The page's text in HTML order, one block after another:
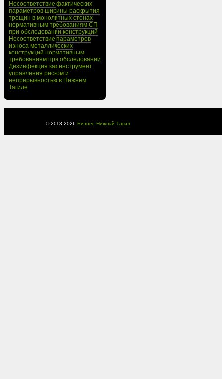
Несоответствие фактических
параметров ширины раскрытия
трещин в монолитных стенах
нормативным требованиям СП
при обследовании конструкций
Несоответствие параметров
износа металлических
конструкций нормативным
требованиям при обследовании
Дезинфекция как инструмент
управления риском и
непрерывностью в Нижнем
Тагиле
© 2013-2026 Бизнес Нижний Тагил